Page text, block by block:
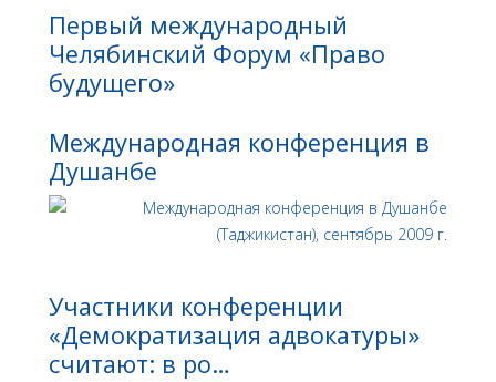
Первый международный
Челябинский Форум «Право
будущего»
Международная конференция в
Душанбе
Участники конференции
«Демократизация адвокатуры»
считают: в ро…